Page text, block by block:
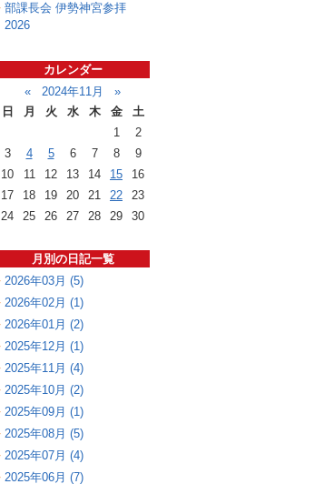
部課長会 伊勢神宮参拝
2026
カレンダー
«
2024年11月
»
日
月 火 水 木 金
土
1
2
3
4 5 6 7 8
9
10
11 12 13 14 15
16
17
18 19 20 21 22
23
24
25 26 27 28 29 30
月別の日記一覧
2026年03月 (5)
2026年02月 (1)
2026年01月 (2)
2025年12月 (1)
2025年11月 (4)
2025年10月 (2)
2025年09月 (1)
2025年08月 (5)
2025年07月 (4)
2025年06月 (7)